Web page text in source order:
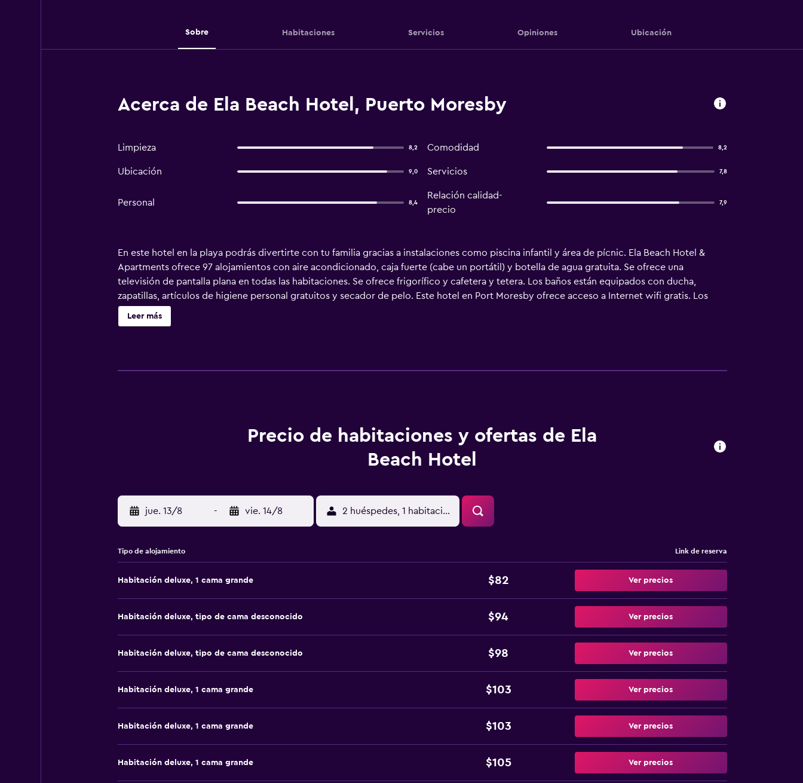
Sobre Habitaciones Servicios Opiniones Ubicación
Acerca de Ela Beach Hotel, Puerto Moresby
Limpieza 8,2 Comodidad 8,2
Ubicación 9,0 Servicios 7,8
Personal 8,4
Relación calidad-
precio
7,9
En este hotel en la playa podrás divertirte con tu familia gracias a instalaciones como piscina infantil y área de pícnic. Ela Beach Hotel &
Apartments ofrece 97 alojamientos con aire acondicionado, caja fuerte (cabe un portátil) y botella de agua gratuita. Se ofrece una
televisión de pantalla plana en todas las habitaciones. Se ofrece frigorífico y cafetera y tetera. Los baños están equipados con ducha,
zapatillas, artículos de higiene personal gratuitos y secador de pelo. Este hotel en Port Moresby ofrece acceso a Internet wifi gratis. Los
servicios para las personas de negocios incluyen escritorio y teléfono. Se ofrece servicio de limpieza todos los días. En el alojamiento hay
piscina cubierta, piscina al aire libre y piscina infantil.
Leer más
Precio de habitaciones y ofertas de Ela
Beach Hotel
jue. 13/8 - vie. 14/8 2 huéspedes, 1 habitación
Tipo de alojamiento Link de reserva
Habitación deluxe, 1 cama grande $82 Ver precios
Habitación deluxe, tipo de cama desconocido $94 Ver precios
Habitación deluxe, tipo de cama desconocido $98 Ver precios
Habitación deluxe, 1 cama grande $103 Ver precios
Habitación deluxe, 1 cama grande $103 Ver precios
Habitación deluxe, 1 cama grande $105 Ver precios